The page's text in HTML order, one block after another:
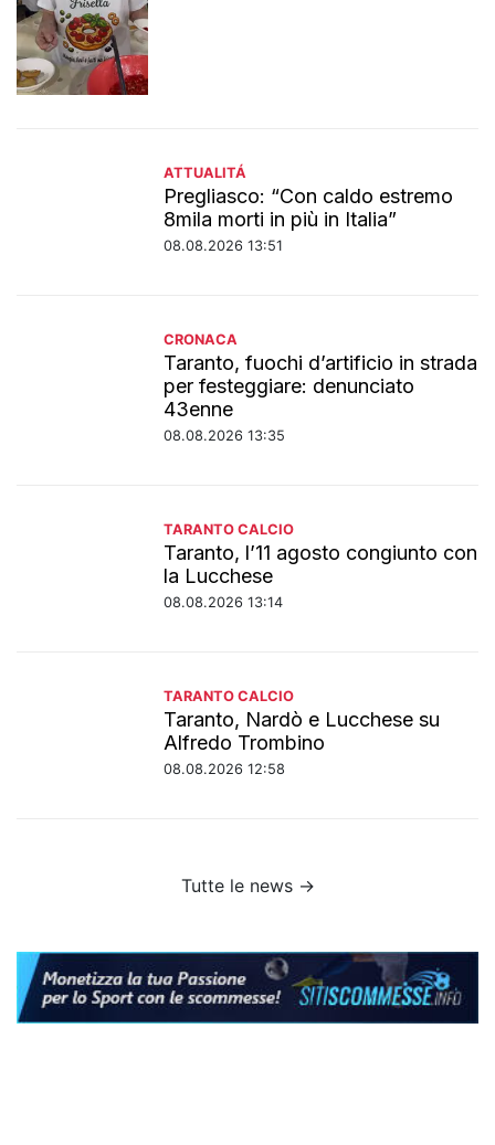
ATTUALITÁ
Pregliasco: “Con caldo estremo
8mila morti in più in Italia”
08.08.2026 13:51
CRONACA
Taranto, fuochi d’artificio in strada
per festeggiare: denunciato
43enne
08.08.2026 13:35
TARANTO CALCIO
Taranto, l’11 agosto congiunto con
la Lucchese
08.08.2026 13:14
TARANTO CALCIO
Taranto, Nardò e Lucchese su
Alfredo Trombino
08.08.2026 12:58
Tutte le news →